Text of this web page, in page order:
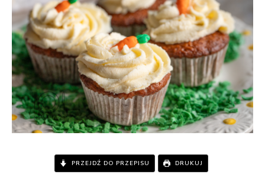
PRZEJDŹ DO PRZEPISU DRUKUJ